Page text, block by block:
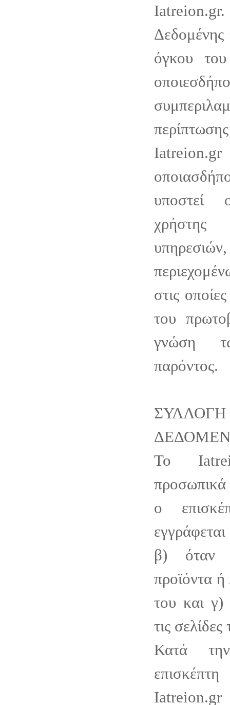
Iatreion.gr.
Δεδομένης
όγκου
Iatreion.gr
υποστεί
στις
του
γνώση
παρόντος.
Το
ο
β) όταν
προϊόντα ή
του και γ)
τις σελίδες
Κατά